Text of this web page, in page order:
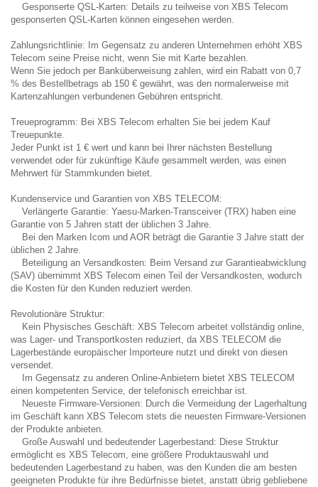
Gesponserte QSL-Karten: Details zu teilweise von XBS Telecom
gesponserten QSL-Karten können eingesehen werden.
Zahlungsrichtlinie: Im Gegensatz zu anderen Unternehmen erhöht XBS
Telecom seine Preise nicht, wenn Sie mit Karte bezahlen.
Wenn Sie jedoch per Banküberweisung zahlen, wird ein Rabatt von 0,7
% des Bestellbetrags ab 150 € gewährt, was den normalerweise mit
Kartenzahlungen verbundenen Gebühren entspricht.
Treueprogramm: Bei XBS Telecom erhalten Sie bei jedem Kauf
Treuepunkte.
Jeder Punkt ist 1 € wert und kann bei Ihrer nächsten Bestellung
verwendet oder für zukünftige Käufe gesammelt werden, was einen
Mehrwert für Stammkunden bietet.
Kundenservice und Garantien von XBS TELECOM:
Verlängerte Garantie: Yaesu-Marken-Transceiver (TRX) haben eine
Garantie von 5 Jahren statt der üblichen 3 Jahre.
Bei den Marken Icom und AOR beträgt die Garantie 3 Jahre statt der
üblichen 2 Jahre.
Beteiligung an Versandkosten: Beim Versand zur Garantieabwicklung
(SAV) übernimmt XBS Telecom einen Teil der Versandkosten, wodurch
die Kosten für den Kunden reduziert werden.
Revolutionäre Struktur:
Kein Physisches Geschäft: XBS Telecom arbeitet vollständig online,
was Lager- und Transportkosten reduziert, da XBS TELECOM die
Lagerbestände europäischer Importeure nutzt und direkt von diesen
versendet.
Im Gegensatz zu anderen Online-Anbietern bietet XBS TELECOM
einen kompetenten Service, der telefonisch erreichbar ist.
Neueste Firmware-Versionen: Durch die Vermeidung der Lagerhaltung
im Geschäft kann XBS Telecom stets die neuesten Firmware-Versionen
der Produkte anbieten.
Große Auswahl und bedeutender Lagerbestand: Diese Struktur
ermöglicht es XBS Telecom, eine größere Produktauswahl und
bedeutenden Lagerbestand zu haben, was den Kunden die am besten
geeigneten Produkte für ihre Bedürfnisse bietet, anstatt übrig gebliebene